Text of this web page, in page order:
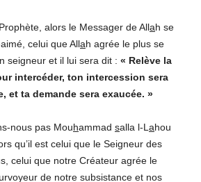
alors le Messager de Allah se
celui que Allah agrée le plus se
seigneur et il lui sera dit : « Relève la
intercéder, ton intercession sera
et ta demande sera exaucée. »
nous pas Mouhammad salla l-L ahou
qu’il est celui que le Seigneur des
celui que notre Créateur agrée le
de notre subsistance et nos